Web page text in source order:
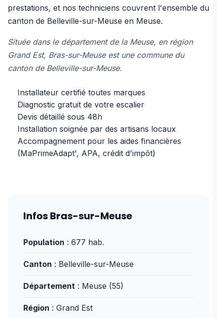
prestations, et nos techniciens couvrent l'ensemble du
canton de Belleville-sur-Meuse en Meuse.
Située dans le département de la Meuse, en région
Grand Est, Bras-sur-Meuse est une commune du
canton de Belleville-sur-Meuse.
Installateur certifié toutes marques
Diagnostic gratuit de votre escalier
Devis détaillé sous 48h
Installation soignée par des artisans locaux
Accompagnement pour les aides financières
(MaPrimeAdapt', APA, crédit d'impôt)
Infos Bras-sur-Meuse
Population : 677 hab.
Canton : Belleville-sur-Meuse
Département : Meuse (55)
Région : Grand Est